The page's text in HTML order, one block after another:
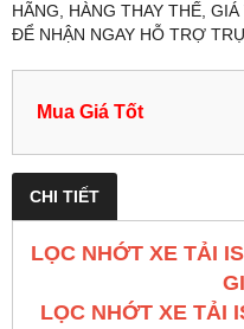
HÃNG, HÀNG THAY THẾ,
ĐỂ NHẬN NGAY HỖ TRỢ
Mua Giá Tốt
CHI TIẾT
LỌC NHỚT XE TẢI
LỌC NHỚT XE TẢI